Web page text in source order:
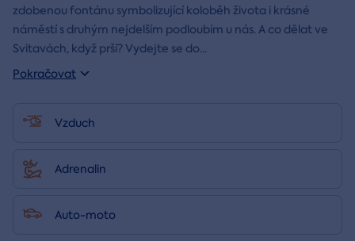
zdobenou fontánu symbolizující koloběh života i krásné
náměstí s druhým nejdelším podloubím u nás. A co dělat ve
Svitavách, když prší? Vydejte se do...
Pokračovat
Vzduch
Adrenalin
Auto-moto